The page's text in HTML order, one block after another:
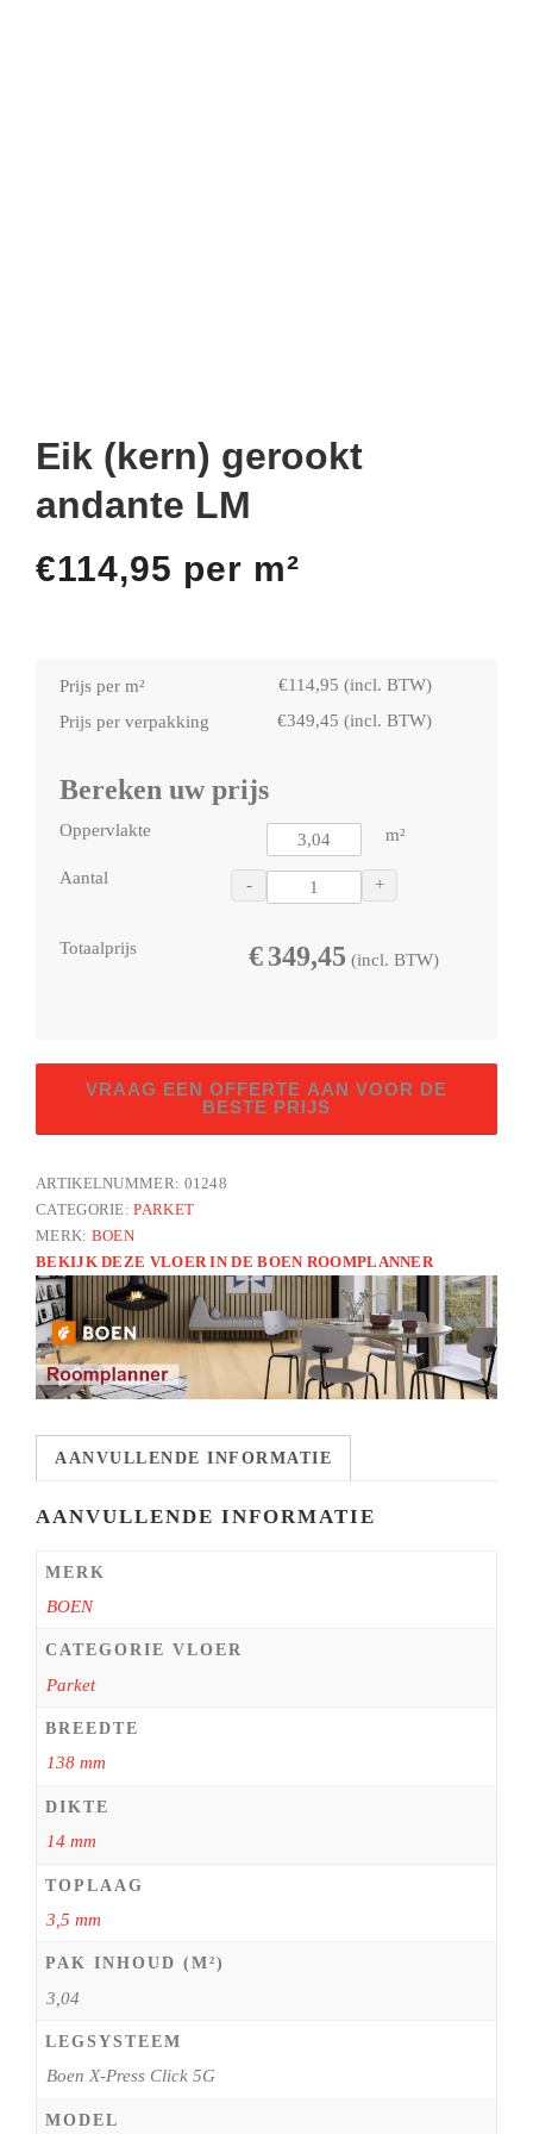
Eik (kern) gerookt
andante LM
€114,95 per m²
Prijs per m² €114,95 (incl. BTW)
Prijs per verpakking
€349,45 (incl. BTW)
Bereken uw prijs
Oppervlakte m²
Aantal - +
Totaalprijs €349,45 (incl. BTW)
gerookt
aantal
VRAAG EEN OFFERTE AAN VOOR DE
BESTE PRIJS
ARTIKELNUMMER: 01248
CATEGORIE:PARKET
MERK: BOEN
BEKIJK DEZE VLOER IN DE BOEN ROOMPLANNER
AANVULLENDE INFORMATIE
AANVULLENDE INFORMATIE
MERK
BOEN
CATEGORIE VLOER
Parket
BREEDTE
138 mm
DIKTE
14 mm
TOPLAAG
3,5 mm
PAK INHOUD (M²)
3,04
LEGSYSTEEM
Boen X-Press Click 5G
MODEL